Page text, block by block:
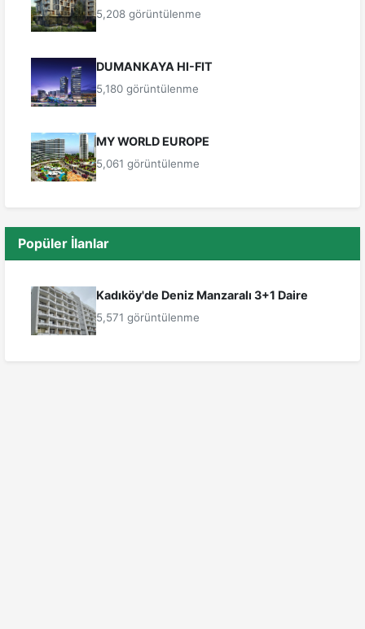
5,208 görüntülenme
DUMANKAYA HI-FIT
5,180 görüntülenme
MY WORLD EUROPE
5,061 görüntülenme
Popüler İlanlar
Kadıköy'de Deniz Manzaralı 3+1 Daire
5,571 görüntülenme